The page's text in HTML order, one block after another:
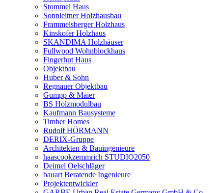
Stommel Haus
Sonnleitner Holzhausbau
Frammelsberger Holzhaus
Kinskofer Holzhaus
SKANDIMA Holzhäuser
Fullwood Wohnblockhaus
Fingerhut Haus
Objektbau
Huber & Sohn
Regnauer Objektbau
Gumpp & Maier
BS Holzmodulbau
Kaufmann Bausysteme
Timber Homes
Rudolf HÖRMANN
DERIX-Gruppe
Architekten & Bauingenieure
haascookzemmrich STUDIO2050
Deimel Oelschläger
bauart Beratende Ingenieure
Projektentwickler